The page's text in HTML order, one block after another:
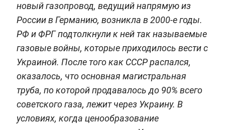
новый газопровод, ведущий напрямую из
России в Германию, возникла в 2000-е годы.
РФ и ФРГ подтолкнули к ней так называемые
газовые войны, которые приходилось вести с
Украиной. После того как СССР распался,
оказалось, что основная магистральная
труба, по которой продавалось до 90% всего
советского газа, лежит через Украину. В
условиях, когда ценообразование